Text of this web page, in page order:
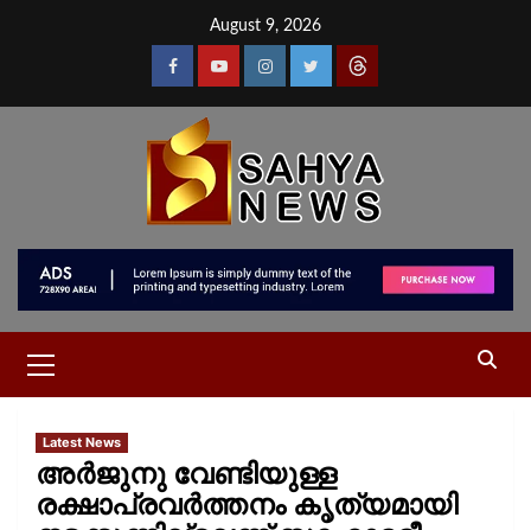
August 9, 2026
Latest News
അർജുനു വേണ്ടിയുള്ള
രക്ഷാപ്രവർത്തനം കൃത്യമായി